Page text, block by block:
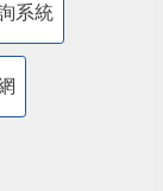
系統